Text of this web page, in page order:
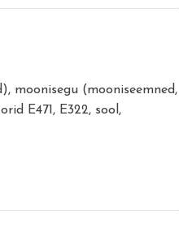
moonisegu (mooniseemned,
E471, E322, sool,